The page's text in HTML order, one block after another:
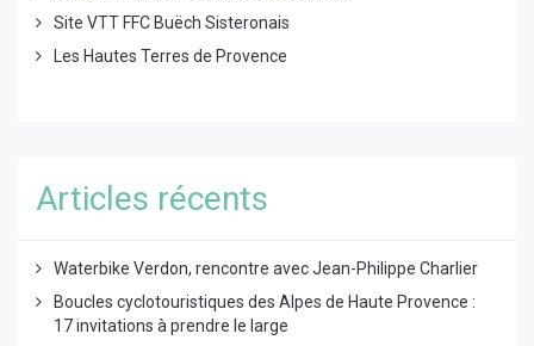
Site VTT FFC Buëch Sisteronais
Les Hautes Terres de Provence
Articles récents
Waterbike Verdon, rencontre avec Jean-Philippe Charlier
Boucles cyclotouristiques des Alpes de Haute Provence :
17 invitations à prendre le large